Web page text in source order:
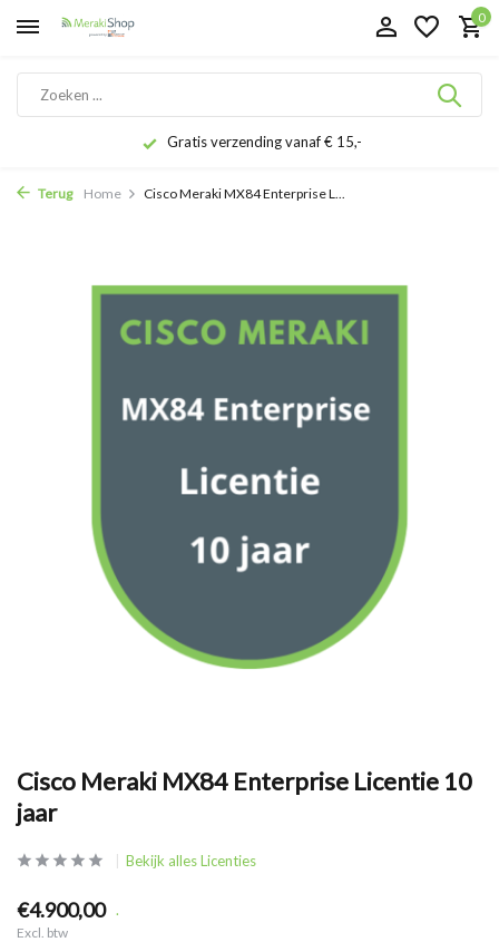
0
Gratis verzending vanaf € 15,-
Terug Home Cisco Meraki MX84 Enterprise L...
Cisco Meraki MX84 Enterprise Licentie 10
jaar
Bekijk alles Licenties
€4.900,00 .
Excl. btw